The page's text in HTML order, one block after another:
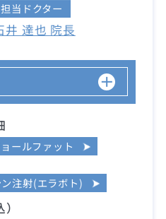
担当ドクター
井 達也 院長
ールファット
注射(エラボト)